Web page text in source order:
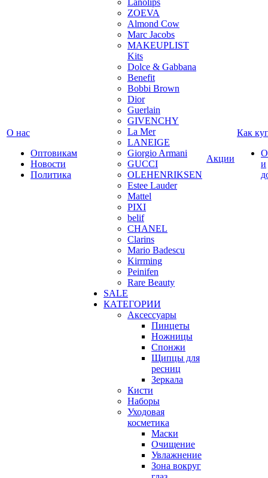
О нас
Оптовикам
Новости
Политика
Lanolips
ZOEVA
Almond Cow
Marc Jacobs
MAKEUPLIST
Kits
Dolce & Gabbana
Benefit
Bobbi Brown
Dior
Guerlain
GIVENCHY
La Mer
LANEIGE
Giorgio Armani
GUCCI
OLEHENRIKSEN
Estee Lauder
Mattel
PIXI
belif
CHANEL
Clarins
Mario Badescu
Kirrming
Peinifen
Rare Beauty
SALE
КАТЕГОРИИ
Аксессуары
Пинцеты
Ножницы
Спонжи
Щипцы для
ресниц
Зеркала
Кисти
Наборы
Уходовая
косметика
Маски
Очищение
Увлажнение
Зона вокруг
Акции
Как
и